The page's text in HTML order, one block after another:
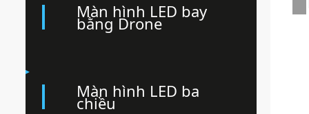
Màn hình LED bay
bằng Drone
Màn hình LED ba
chiều